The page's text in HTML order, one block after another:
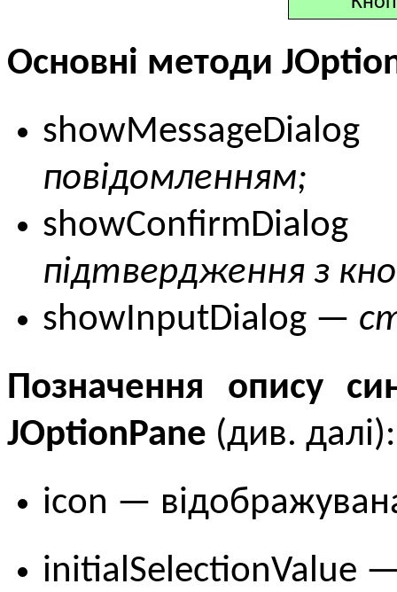
Основні методи
повідомленням;
підтвердження з
showInputDialog —
Позначення опису
JOptionPane (див. далі):
icon — відображувана
initialSelectionValue —